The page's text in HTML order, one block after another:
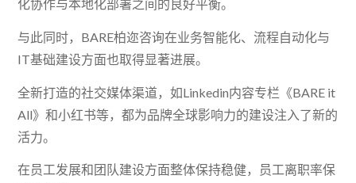
化协作与本地化部署之间的良好平衡。
与此同时，BARE柏迩咨询在业务智能化、流程自动化与
IT基础建设方面也取得显著进展。
全新打造的社交媒体渠道，如Linkedin内容专栏《BARE it
All》和小红书等，都为品牌全球影响力的建设注入了新的
活力。
在员工发展和团队建设方面整体保持稳健，员工离职率保